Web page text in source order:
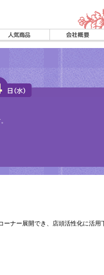
ーナー展開でき、店頭活性化に活用